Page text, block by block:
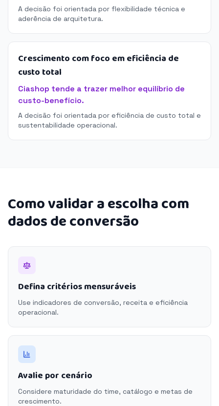
A decisão foi orientada por flexibilidade técnica e
aderência de arquitetura.
Crescimento com foco em eficiência de
custo total
Ciashop tende a trazer melhor equilíbrio de
custo-benefício.
A decisão foi orientada por eficiência de custo total e
sustentabilidade operacional.
Como validar a escolha com
dados de conversão
Defina critérios mensuráveis
Use indicadores de conversão, receita e eficiência
operacional.
Avalie por cenário
Considere maturidade do time, catálogo e metas de
crescimento.